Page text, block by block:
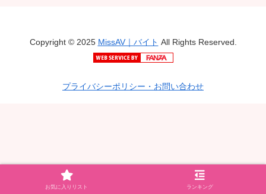
Copyright © 2025 MissAV｜バイト All Rights Reserved.
プライバシーポリシー・お問い合わせ
お気に入りリスト ランキング